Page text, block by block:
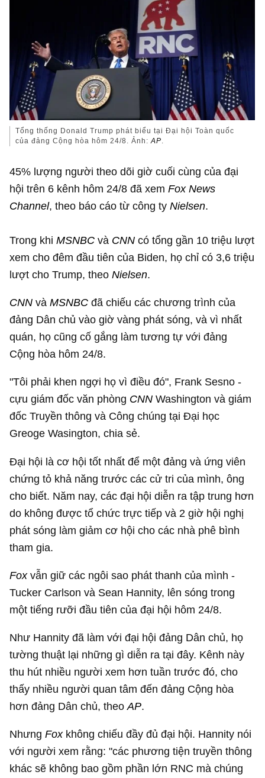
Tổng thống Donald Trump phát biểu tại Đại hội Toàn quốc
của đảng Cộng hòa hôm 24/8. Ảnh:AP.
45% lượng người theo dõi giờ cuối cùng của đại
hội trên 6 kênh hôm 24/8 đã xem Fox News
Channel, theo báo cáo từ công tyNielsen.
Trong khiMSNBC và CNN có tổng gần 10 triệu lượt
xem cho đêm đầu tiên của Biden, họ chỉ có 3,6 triệu
lượt cho Trump, theoNielsen.
CNN vàMSNBC đã chiếu các chương trình của
đảng Dân chủ vào giờ vàng phát sóng, và vì nhất
quán, họ cũng cố gắng làm tương tự với đảng
Cộng hòa hôm 24/8.
"Tôi phải khen ngợi họ vì điều đó", Frank Sesno -
cựu giám đốc văn phòng CNN Washington và giám
đốc Truyền thông và Công chúng tại Đại học
Greoge Wasington, chia sẻ.
Đại hội là cơ hội tốt nhất để một đảng và ứng viên
chứng tỏ khả năng trước các cử tri của mình, ông
cho biết. Năm nay, các đại hội diễn ra tập trung hơn
do không được tổ chức trực tiếp và 2 giờ hội nghị
phát sóng làm giảm cơ hội cho các nhà phê bình
tham gia.
Foxvẫn giữ các ngôi sao phát thanh của mình -
Tucker Carlson và Sean Hannity, lên sóng trong
một tiếng rưỡi đầu tiên của đại hội hôm 24/8.
Như Hannity đã làm với đại hội đảng Dân chủ, họ
tường thuật lại những gì diễn ra tại đây. Kênh này
thu hút nhiều người xem hơn tuần trước đó, cho
thấy nhiều người quan tâm đến đảng Cộng hòa
hơn đảng Dân chủ, theoAP.
NhưngFoxkhông chiếu đầy đủ đại hội. Hannity nói
với người xem rằng: "các phương tiện truyền thông
khác sẽ không bao gồm phần lớn RNC mà chúng